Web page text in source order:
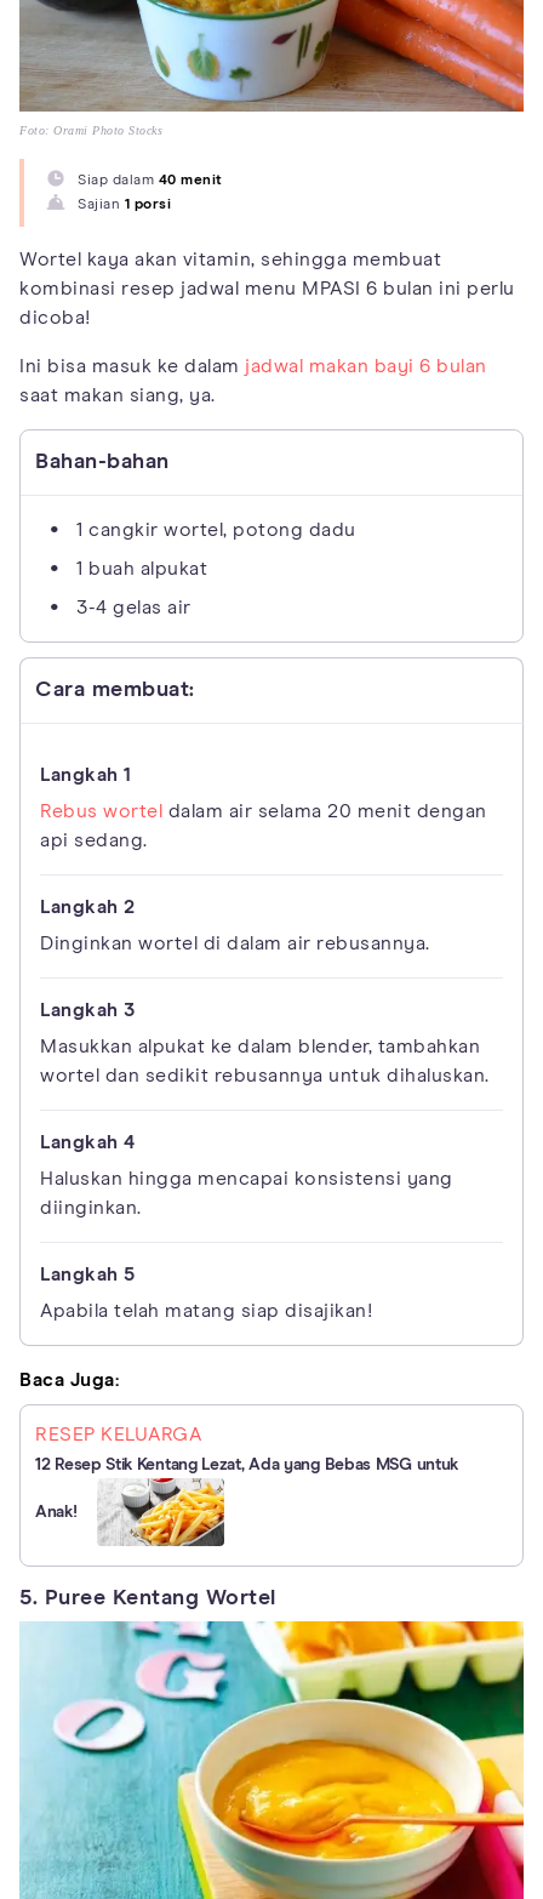
Foto: Orami Photo Stocks
Siap dalam 40 menit
Sajian 1 porsi
Wortel kaya akan vitamin, sehingga membuat
kombinasi resep jadwal menu MPASI 6 bulan ini perlu
dicoba!
Ini bisa masuk ke dalam jadwal makan bayi 6 bulan
saat makan siang, ya.
Bahan-bahan
1 cangkir wortel, potong dadu
1 buah alpukat
3-4 gelas air
Cara membuat:
Rebus wortel dalam air selama 20 menit dengan
api sedang.
Dinginkan wortel di dalam air rebusannya.
Masukkan alpukat ke dalam blender, tambahkan
wortel dan sedikit rebusannya untuk dihaluskan.
Haluskan hingga mencapai konsistensi yang
diinginkan.
Apabila telah matang siap disajikan!
Baca Juga:
RESEP KELUARGA
12 Resep Stik Kentang Lezat, Ada yang Bebas MSG untuk
Anak!
5. Puree Kentang Wortel